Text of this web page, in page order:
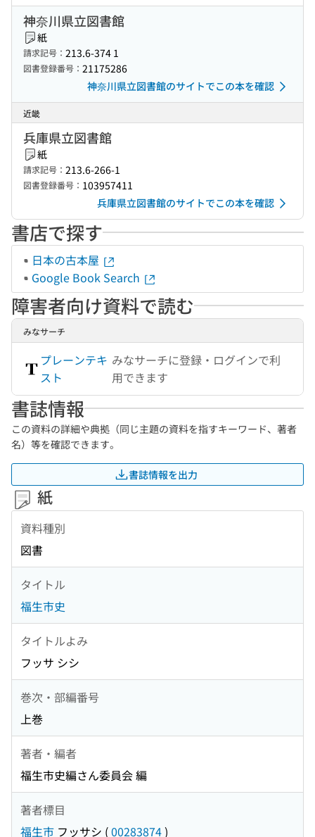
神奈川県立図書館
紙
請求記号： 213.6-374 1
図書登録番号： 21175286
神奈川県立図書館のサイトでこの本を確認
近畿
兵庫県立図書館
紙
請求記号： 213.6-266-1
図書登録番号： 103957411
兵庫県立図書館のサイトでこの本を確認
書店で探す
日本の古本屋
Google Book Search
障害者向け資料で読む
みなサーチ
プレーンテキ
スト
みなサーチに登録・ログインで利
用できます
書誌情報
この資料の詳細や典拠（同じ主題の資料を指すキーワード、著者
名）等を確認できます。
書誌情報を出力
紙
資料種別
図書
タイトル
福生市史
タイトルよみ
フッサ シシ
巻次・部編番号
上巻
著者・編者
福生市史編さん委員会 編
著者標目
福生市 フッサシ (00283874)